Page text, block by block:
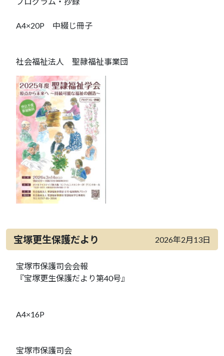
A4×20P 中綴じ冊子
社会福祉法人 聖隷福祉事業団
宝塚更生保護だより 2026年2月13日
宝塚市保護司会会報
『宝塚更生保護だより第40号』
A4×16P
宝塚市保護司会